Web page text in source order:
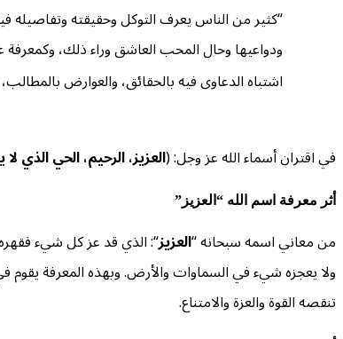
“كثير من الناس يعرف التوكل وحقيقته وتفاصيله
ودواعيها وحال المحب العاشق وراء ذلك،
اشتباه الدعاوى فيه بالحقائق، والعوارض
في اقتران أسماء الله عز وجل: (العزيز، الرحيم، الحي الذي
أثر معرفة اسم الله “العزيز”
من معاني اسمه سبحانه “العزيز“: الذي قد عز كل شيء فقهره،
ولا يعجزه شيء في السماوات والأرض. وبهذه المعرفة يقوم
تنقصه القوة والعزة والامتناع.